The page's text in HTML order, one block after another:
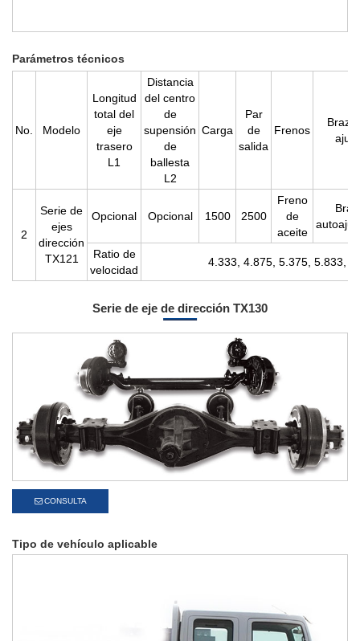
Parámetros técnicos
No. Modelo
Longitud
total del
eje
trasero
L1
Distancia
del centro
de
supensión
de
ballesta
L2
Carga
Par
de
salida
Frenos
Brazo
2
Serie de
ejes
dirección
TX121
Opcional Opcional 1500 2500
Freno
de
aceite
Ratio de
velocidad
4.333, 4.875, 5.375, 5.833,
Serie de eje de dirección TX130
CONSULTA
Tipo de vehículo aplicable